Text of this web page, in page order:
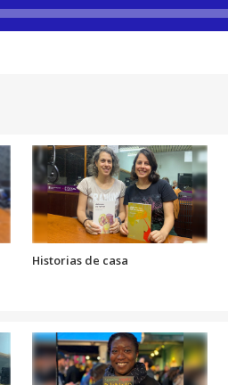
Historias de casa